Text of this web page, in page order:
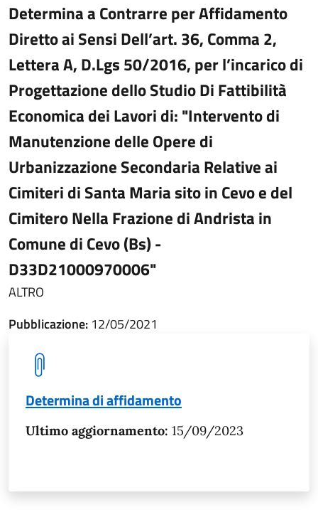
Determina a Contrarre per Affidamento
Diretto ai Sensi Dell’art. 36, Comma 2,
Lettera A, D.Lgs 50/2016, per l’incarico di
Progettazione dello Studio Di Fattibilità
Economica dei Lavori di: "Intervento di
Manutenzione delle Opere di
Urbanizzazione Secondaria Relative ai
Cimiteri di Santa Maria sito in Cevo e del
Cimitero Nella Frazione di Andrista in
Comune di Cevo (Bs) -
D33D21000970006"
ALTRO
Pubblicazione: 12/05/2021
Determina di affidamento
Ultimo aggiornamento: 15/09/2023